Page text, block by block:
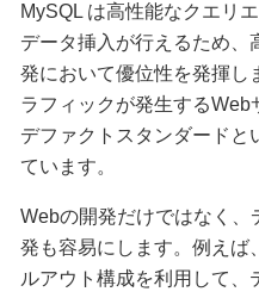
MySQL は高性能なクエリ
データ挿入が行えるため、
発において優位性を発揮し
ラフィックが発生する
デファクトスタンダードと
ています。
Webの開発だけではなく、
発も容易にします。例えば
ルアウト構成を利用して